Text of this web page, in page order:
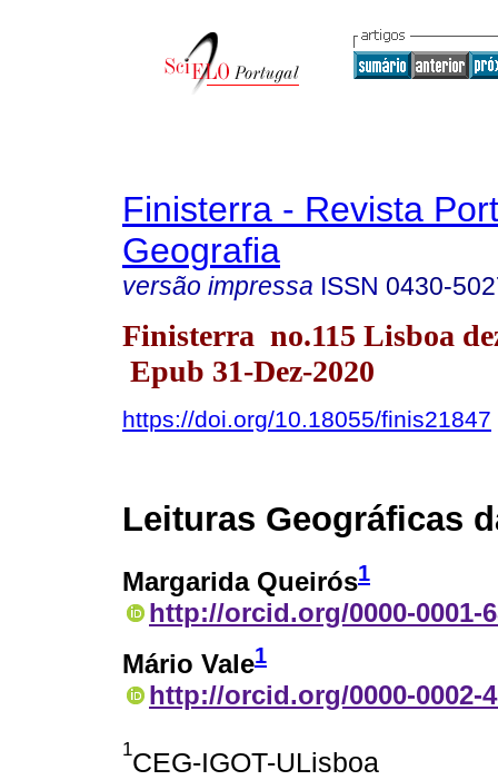
Finisterra - Revista
Geografia
versão impressa ISSN 0430-
Finisterra no.115 Lisboa
Epub 31-Dez-2020
https://doi.org/10.18055/finis21847
Leituras Geográficas
Margarida Queirós1
http://orcid.org/0000-0001-
Mário Vale1
http://orcid.org/0000-0002-
1CEG-IGOT-ULisboa